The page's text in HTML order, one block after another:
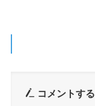
コメントする